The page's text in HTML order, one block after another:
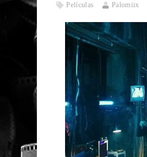
Películas Palomiix